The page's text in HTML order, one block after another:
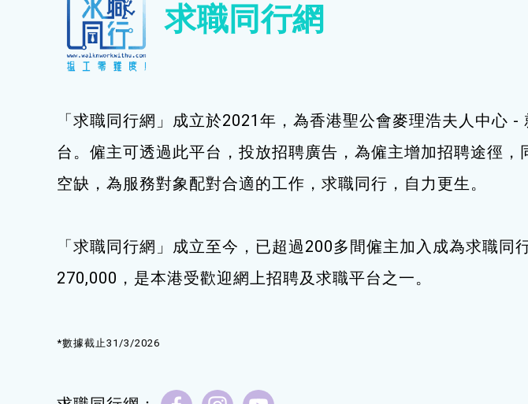
ERB資訊
花藝手工
寵物護理及美容
寵物急救
藝術分享
求職同行網
「求職同行網」成立於2021年，為香港聖公會麥理浩夫人中心
台。僱主可透過此平台，投放招聘廣告，為僱主增加招聘途徑
空缺，為服務對象配對合適的工作，求職同行，自力更生。
「求職同行網」成立至今，已超過200多間僱主加入成為求職
270,000，是本港受歡迎網上招聘及求職平台之一。
*數據截止31/3/2026